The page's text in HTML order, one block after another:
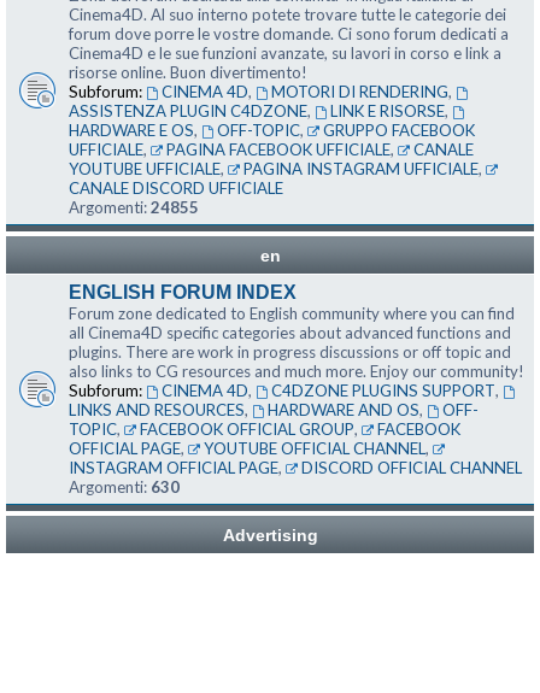
Cinema4D. Al suo interno potete trovare tutte le categorie dei
forum dove porre le vostre domande. Ci sono forum dedicati a
Cinema4D e le sue funzioni avanzate, su lavori in corso e link a
risorse online. Buon divertimento!
Subforum:
CINEMA 4D, MOTORI DI RENDERING,
ASSISTENZA PLUGIN C4DZONE, LINK E RISORSE,
HARDWARE E OS, OFF-TOPIC,
GRUPPO FACEBOOK
UFFICIALE, PAGINA FACEBOOK UFFICIALE,
CANALE
YOUTUBE UFFICIALE, PAGINA INSTAGRAM UFFICIALE,
CANALE DISCORD UFFICIALE
Argomenti:24855
en
ENGLISH FORUM INDEX
Forum zone dedicated to English community where you can find
all Cinema4D specific categories about advanced functions and
plugins. There are work in progress discussions or off topic and
also links to CG resources and much more. Enjoy our community!
Subforum:
CINEMA 4D, C4DZONE PLUGINS SUPPORT,
LINKS AND RESOURCES, HARDWARE AND OS,
OFF-
TOPIC, FACEBOOK OFFICIAL GROUP,
FACEBOOK
OFFICIAL PAGE, YOUTUBE OFFICIAL CHANNEL,
INSTAGRAM OFFICIAL PAGE,
DISCORD OFFICIAL CHANNEL
Argomenti: 630
Advertising